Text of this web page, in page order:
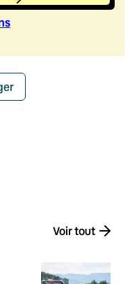
s
Voir tout